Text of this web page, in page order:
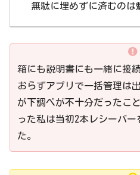
無駄に埋めずに済むのは
箱にも説明書にも一緒に接
おらずアプリで一括管理は
が下調べが不十分だったこ
った私は当初2本レシーバ
た。